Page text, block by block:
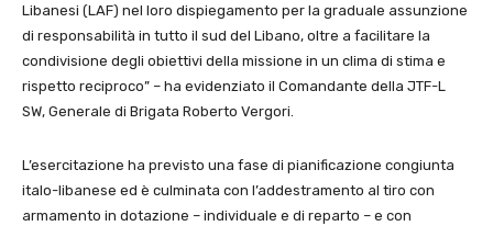
Libanesi (LAF) nel loro dispiegamento per la graduale assunzione
di responsabilità in tutto il sud del Libano, oltre a facilitare la
condivisione degli obiettivi della missione in un clima di stima e
rispetto reciproco” – ha evidenziato il Comandante della JTF-L
SW, Generale di Brigata Roberto Vergori.
L’esercitazione ha previsto una fase di pianificazione congiunta
italo-libanese ed è culminata con l’addestramento al tiro con
armamento in dotazione – individuale e di reparto – e con